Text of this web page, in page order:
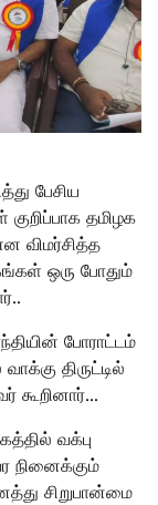
பேசிய
தமிழக
விமர்சித்த
ஒரு போதும்
போராட்டம்
திருட்டில்
கூறினார்…
வக்பு
நினைக்கும்
சிறுபான்மை